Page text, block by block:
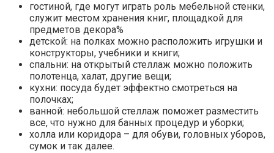
гостиной, где могут играть роль мебельной стенки,
служит местом хранения книг, площадкой для
предметов декора%
детской: на полках можно расположить игрушки и
конструкторы, учебники и книги;
спальни: на открытый стеллаж можно положить
полотенца, халат, другие вещи;
кухни: посуда будет эффектно смотреться на
полочках;
ванной: небольшой стеллаж поможет разместить
все, что нужно для банных процедур и уборки;
холла или коридора – для обуви, головных уборов,
сумок и так далее.